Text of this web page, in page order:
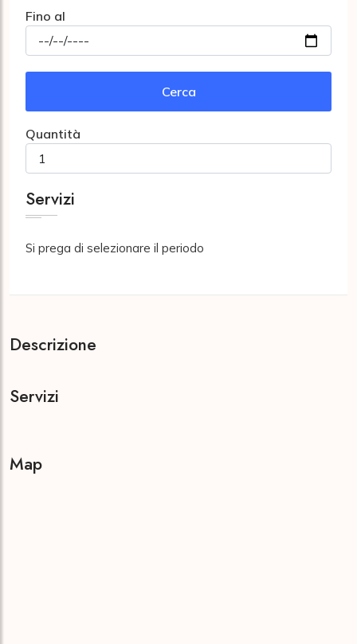
Fino al
Cerca
Quantità
Servizi
Si prega di selezionare il periodo
Descrizione
Servizi
Map